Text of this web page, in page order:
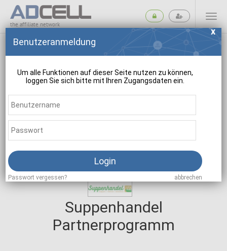
the affiliate network
Suppenhandel
Partnerprogramm
Benutzeranmeldung
Um alle Funktionen auf dieser Seite nutzen zu können,
loggen Sie sich bitte mit Ihren Zugangsdaten ein.
Login
Passwort vergessen? abbrechen